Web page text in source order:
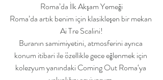
Roma’da İlk Akşam Yemeği
Roma’da artık benim için klasikleşen bir mekan
Ai Tre Scalini!
Buranın samimiyetini, atmosferini ayrıca
konum itibari ile özellikle gece eğlenmek için
kolezyum yanındaki Coming Out Roma‘ya